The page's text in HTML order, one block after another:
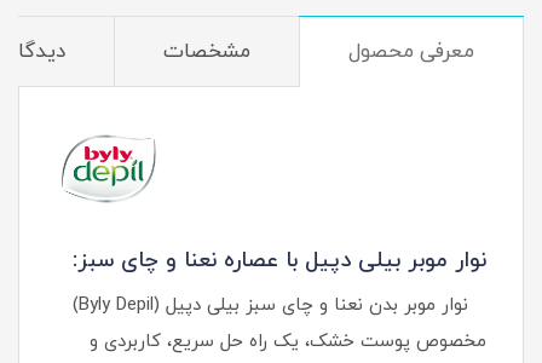
معرفی محصول مشخصات
نوار موبر بیلی دپیل با عصاره نعنا و چای سبز:
نوار موبر بدن نعنا و چای سبز بیلی دپیل (Byly Depil)
مخصوص پوست خشک، یک راه‌ حل سریع، کاربردی و